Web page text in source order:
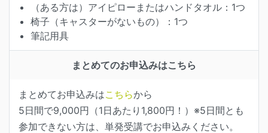
（ある方は）アイピローまたはハンドタオル：1つ
椅子（キャスターがないもの）：1つ
筆記用具
まとめてのお申込みはこちら
まとめてお申込みはこちらから
5日間で9,000円（1日あたり1,800円！）※5日間とも
参加できない方は、単発受講でお申込みください。